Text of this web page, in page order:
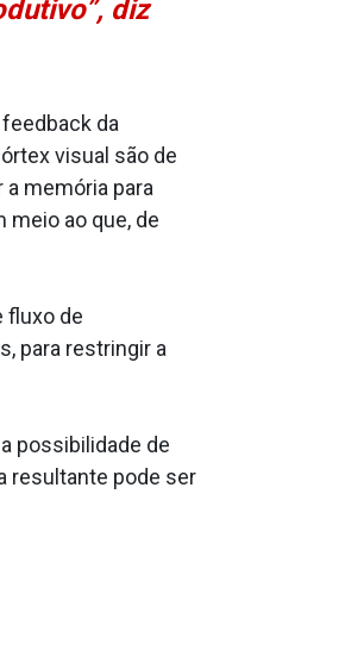
diz
da
visual são de
memória para
ao que, de
fluxo de
para restringir a
possibilidade de
resultante pode ser